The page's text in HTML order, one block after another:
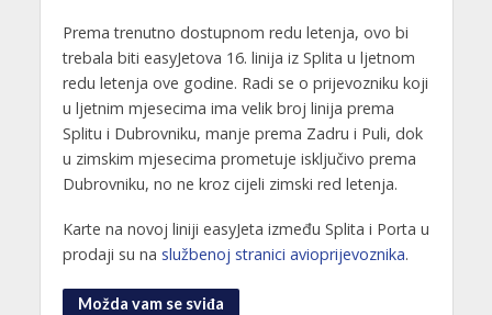
Prema trenutno dostupnom redu letenja, ovo bi
trebala biti easyJetova 16. linija iz Splita u ljetnom
redu letenja ove godine. Radi se o prijevozniku koji
u ljetnim mjesecima ima velik broj linija prema
Splitu i Dubrovniku, manje prema Zadru i Puli, dok
u zimskim mjesecima prometuje isključivo prema
Dubrovniku, no ne kroz cijeli zimski red letenja.
Karte na novoj liniji easyJeta između Splita i Porta u
prodaji su na službenoj stranici avioprijevoznika.
Možda vam se sviđa